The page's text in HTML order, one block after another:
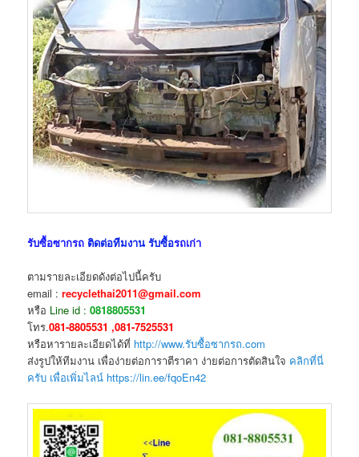
รับซื้อซากรถ ติดต่อทีมงาน รับซื้อรถเก่า
ตามรายละเอียดดังต่อไปนี้ครับ
email :recyclethai2011@gmail.com
หรือ Line id :0818805531
โทร.081-8805531 ,081-7525531
หรือหารายละเอียดได้ที่ http://www.รับซื้อซากรถ.com
ส่งรูปให้ทีมงาน เพื่อง่ายต่อการาตีราคา ง่ายต่อการตัดสินใจ คลิกที่นี่
ครับ เพื่อเพิ่มไลน์ https://lin.ee/fqoEn42